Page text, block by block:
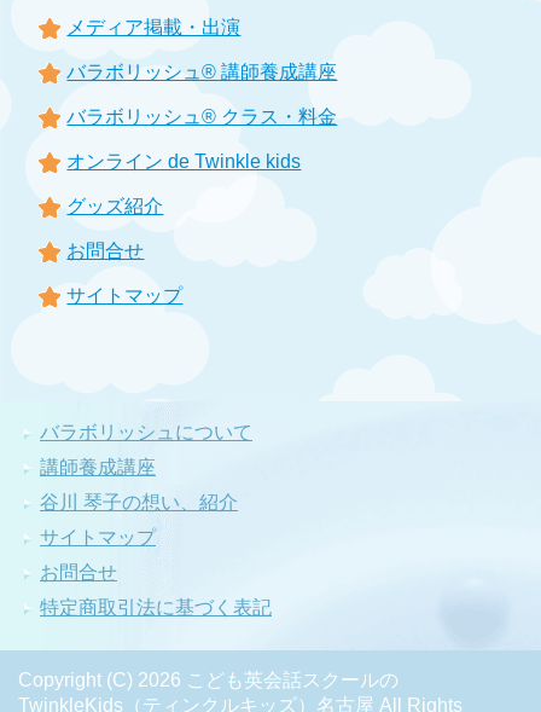
メディア掲載・出演
バラボリッシュ® 講師養成講座
バラボリッシュ® クラス・料金
オンライン de Twinkle kids
グッズ紹介
お問合せ
サイトマップ
バラボリッシュについて
講師養成講座
谷川 琴子の想い、紹介
サイトマップ
お問合せ
特定商取引法に基づく表記
Copyright (C) 2026 こども英会話スクールの
TwinkleKids（ティンクルキッズ）名古屋 All Rights